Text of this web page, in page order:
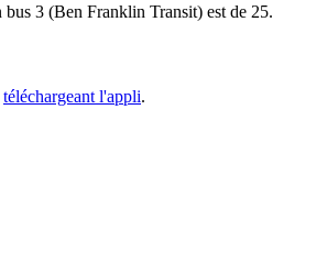
3 (Ben Franklin Transit) est de 25.
téléchargeant l'appli.